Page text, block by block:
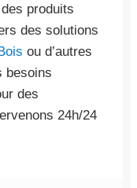
produits
des solutions
ou d’autres
besoins
des
24h/24